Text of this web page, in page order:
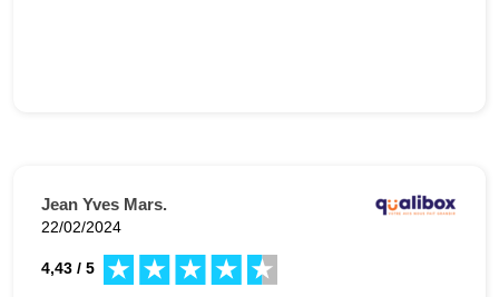
Jean Yves Mars.
22/02/2024
4,43 / 5